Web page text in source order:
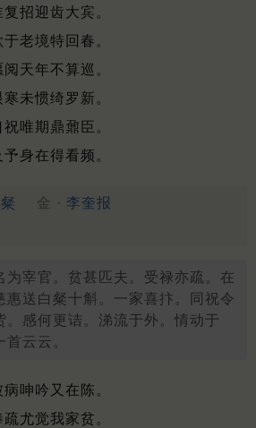
招迎齿大宾。
老境特回春。
天年不算巡。
未惯绮罗新。
唯期鼎鼐臣。
身在得看频。
金 · 李奎报
为宰官。贫甚匹夫。受禄亦疏。在
惠送白粲十斛。一家喜抃。同祝令
。感何更诘。涕流于外。情动于
云云。
呻吟又在陈。
尤觉我家贫。